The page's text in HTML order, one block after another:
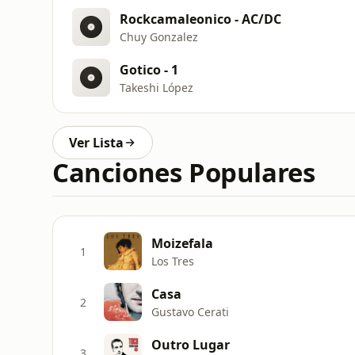
Rockcamaleonico - AC/DC
Chuy Gonzalez
Gotico - 1
Takeshi López
Ver Lista
Canciones Populares
1 Moizefala
Los Tres
2 Casa
Gustavo Cerati
Outro Lugar